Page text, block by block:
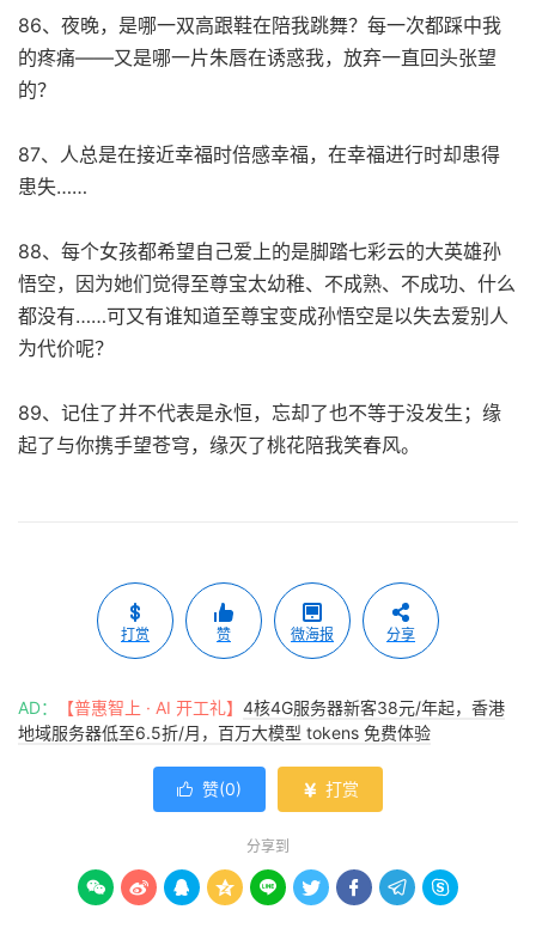
86、夜晚，是哪一双高跟鞋在陪我跳舞？每一次都踩中我
的疼痛——又是哪一片朱唇在诱惑我，放弃一直回头张望
的？
87、人总是在接近幸福时倍感幸福，在幸福进行时却患得
患失……
88、每个女孩都希望自己爱上的是脚踏七彩云的大英雄孙
悟空，因为她们觉得至尊宝太幼稚、不成熟、不成功、什么
都没有……可又有谁知道至尊宝变成孙悟空是以失去爱别人
为代价呢？
89、记住了并不代表是永恒，忘却了也不等于没发生；缘
起了与你携手望苍穹，缘灭了桃花陪我笑春风。
打赏 赞 微海报 分享
AD： 【普惠智上 · AI 开工礼】 4核4G服务器新客38元/年起，香港
地域服务器低至6.5折/月，百万大模型 tokens 免费体验
 赞(0)  打赏
分享到
        